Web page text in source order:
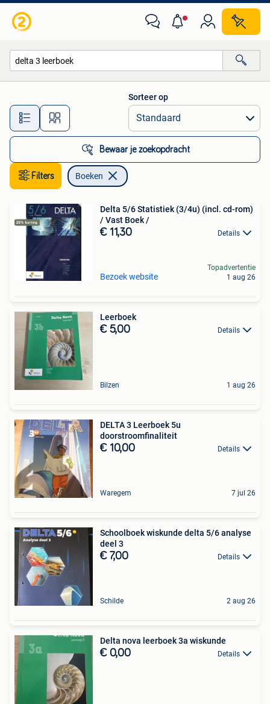
Alle afstanden…
Sorteer op
Bewaar je zoekopdracht
Filters Boeken
Delta 5/6 Statistiek (3/4u) (incl. cd-rom)
/ Vast Boek /
€ 11,30 Details
Bezoek website
Topadvertentie
1 aug 26
Leerboek
€ 5,00 Details
Bilzen 1 aug 26
DELTA 3 Leerboek 5u
doorstroomfinaliteit
€ 10,00 Details
Waregem 7 jul 26
Schoolboek wiskunde delta 5/6 analyse
deel 3
€ 7,00 Details
Schilde 2 aug 26
Delta nova leerboek 3a wiskunde
€ 0,00 Details